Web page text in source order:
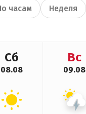
часам Неделя
Сб
08.08
Вс
09.08